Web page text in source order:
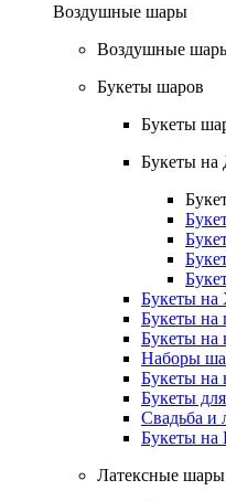
Воздушные шары
Воздушные
Букеты шаров
Букеты
Букеты на
Букеты на
Букеты на
Букеты на
Наборы
Букеты на
Букеты
Свадьба и
Букеты на
Латексные шары